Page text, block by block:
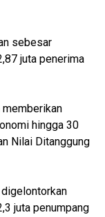
sebesar
juta penerima
hingga 30
Nilai Ditanggung
juta penumpang